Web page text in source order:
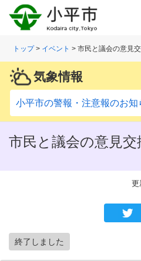
トップ> イベント > 市民と議会の意見
気象情報
小平市の警報・注意報のお知
市民と議会の意見
更
終了しました